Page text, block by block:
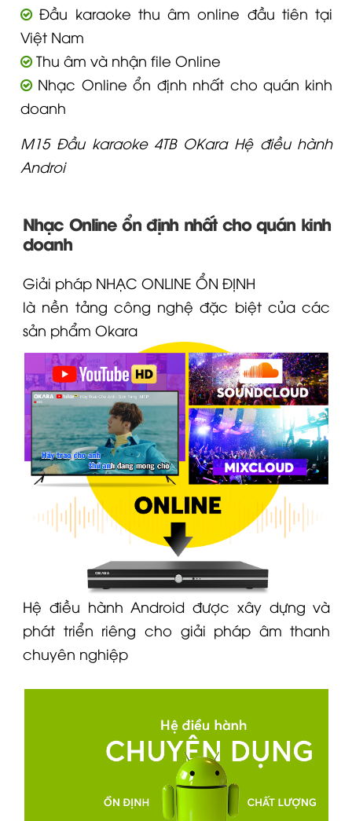
Đầu karaoke thu âm online đầu tiên tại
Việt Nam
Thu âm và nhận file Online
Nhạc Online ổn định nhất cho quán kinh
doanh
M15 Đầu karaoke 4TB OKara Hệ điều hành
Androi
Nhạc Online ổn định nhất cho quán kinh
doanh
Giải pháp NHẠC ONLINE ỔN ĐỊNH
là nền tảng công nghệ đặc biệt của các
sản phẩm Okara
Hệ điều hành Android được xây dựng và
phát triển riêng cho giải pháp âm thanh
chuyên nghiệp